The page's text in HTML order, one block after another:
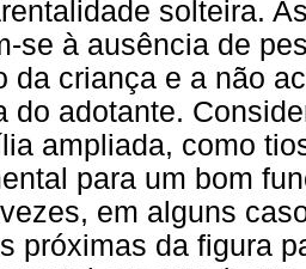
solteira.
se à ausência de
da criança e a não
do adotante.
ampliada, como
para um bom
em alguns
próximas da figura